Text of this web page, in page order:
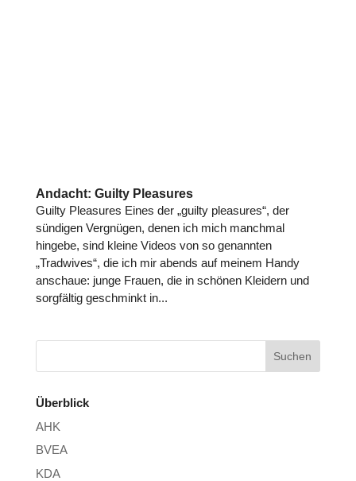
Andacht: Guilty Pleasures
Guilty Pleasures Eines der „guilty pleasures“, der
sündigen Vergnügen, denen ich mich manchmal
hingebe, sind kleine Videos von so genannten
„Tradwives“, die ich mir abends auf meinem Handy
anschaue: junge Frauen, die in schönen Kleidern und
sorgfältig geschminkt in...
Überblick
AHK
BVEA
KDA